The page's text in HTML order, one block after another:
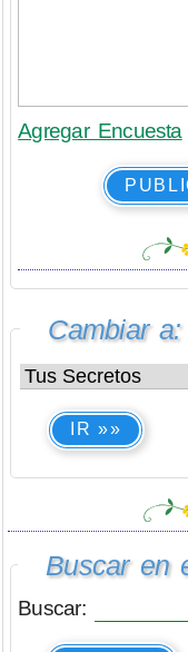
Agregar Encuesta
Cambiar a:
IR »»
Buscar en
Buscar: